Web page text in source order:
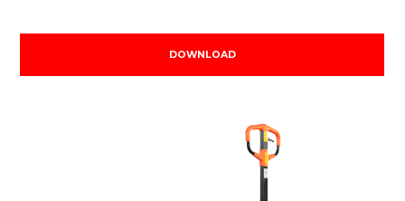
DOWNLOAD